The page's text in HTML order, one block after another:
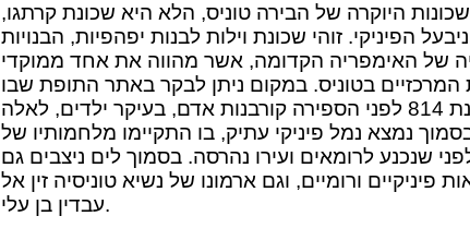
היוקרה של הבירה טוניס, הלא היא שכונת קרתגו,
הפיניקי. זוהי שכונת וילות לבנות יפהפיות, הבנויות
של האימפריה הקדומה, אשר מהווה את אחד ממוקדי
המרכזיים בטוניס. במקום ניתן לבקר באתר התופת שבו
הקריבו בשנת 814 לפני הספירה קורבנות אדם, בעיקר ילדים, לאלה
נמצא נמל פיניקי עתיק, בו התקיימו מלחמותיו של
שנכנע לרומאים ועירו נהרסה. בסמוך לים ניצבים גם
פיניקיים ורומיים, וגם ארמונו של נשיא טוניסיה זין אל
עבדין בן עלי.